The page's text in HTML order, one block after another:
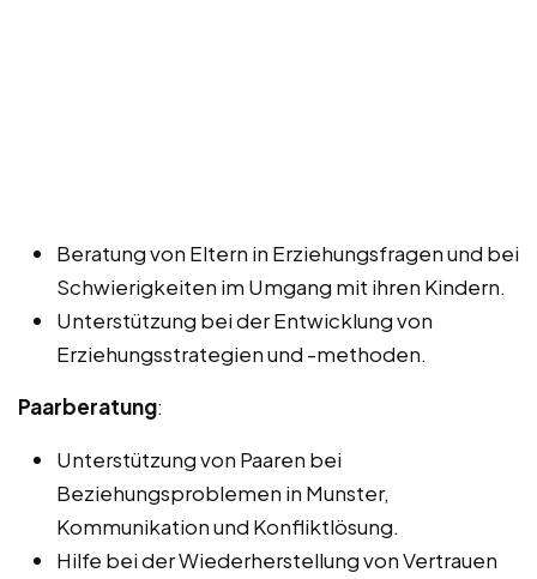
Beratung von Eltern in Erziehungsfragen und bei
Schwierigkeiten im Umgang mit ihren Kindern.
Unterstützung bei der Entwicklung von
Erziehungsstrategien und -methoden.
Paarberatung:
Unterstützung von Paaren bei
Beziehungsproblemen in Munster,
Kommunikation und Konfliktlösung.
Hilfe bei der Wiederherstellung von Vertrauen